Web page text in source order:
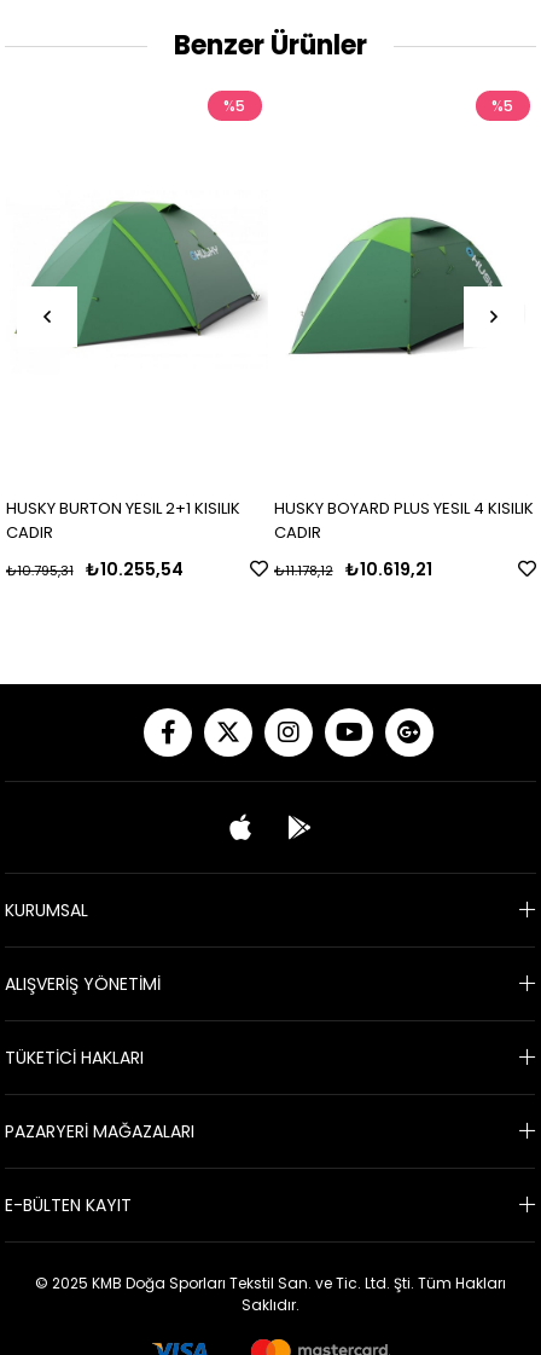
Benzer Ürünler
HUSKY BURTON YESIL 2+1 KISILIK
CADIR
₺10.255,54
₺10.795,31
%5
HUSKY BOYARD PLUS YESIL 4 KISILIK
CADIR
₺10.619,21
₺11.178,12
%5
KURUMSAL
ALIŞVERİŞ YÖNETİMİ
TÜKETİCİ HAKLARI
PAZARYERİ MAĞAZALARI
E-BÜLTEN KAYIT
© 2025 KMB Doğa Sporları Tekstil San. ve Tic. Ltd. Şti. Tüm Hakları
Saklıdır.